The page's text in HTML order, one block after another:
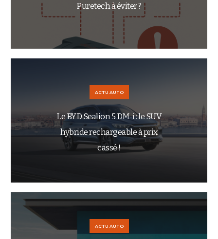
Puretech à éviter ?
ACTU AUTO
Le BYD Sealion 5 DM-i : le SUV
hybride rechargeable à prix
cassé !
ACTU AUTO